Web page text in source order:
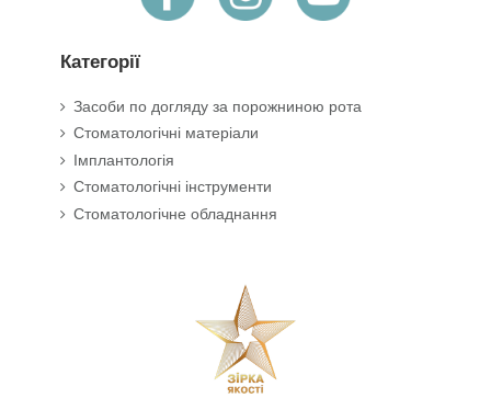
Категорії
Засоби по догляду за порожниною рота
Стоматологічні матеріали
Імплантологія
Стоматологічні інструменти
Стоматологічне обладнання